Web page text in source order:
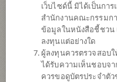
(ชนิดสะสมมูลค่า)
SCBUSAA
เว็บไซด์นี้ มิได้เป็นกา
สำนักงานคณะกรรมก
ข้อมูลในหนังสือชี้ชวน
ลงทุนแต่อย่างใด
ผู้ลงทุนควรตรวจสอบ
ได้รับความเห็นชอบจ
ควรขอดูบัตรประจำตั